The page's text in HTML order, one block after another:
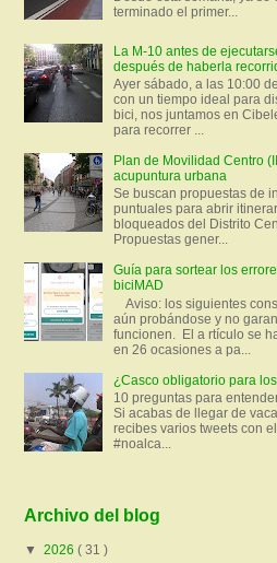
terminado el primer...
La M-10 antes de
después de haberla
Ayer sábado, a las 10:00
con un tiempo ideal para
bici, nos juntamos en
para recorrer ...
Plan de Movilidad Centro
acupuntura urbana
Se buscan propuestas de
puntuales para abrir
bloqueados del Distrito
Propuestas gener...
Guía para sortear los
biciMAD
Aviso: los siguientes
aún probándose y no
funcionen. El a rtículo se
en 26 ocasiones a pa...
¿Casco obligatorio para
10 preguntas para
Si acabas de llegar de
recibes varios tweets con
#noalca...
Archivo del blog
▼ 2026 ( 31 )